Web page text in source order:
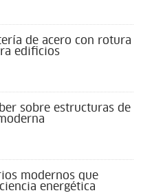
de acero con rotura
edificios
sobre estructuras de
modernos que
energética